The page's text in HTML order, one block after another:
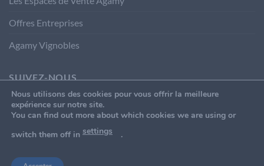
Offres Entreprises
Agamy Vignobles
SUIVEZ-NOUS
Nous utilisons des cookies pour vous offrir la meilleure
expérience sur notre site.
You can find out more about which cookies we are using or
switch them off in settings .